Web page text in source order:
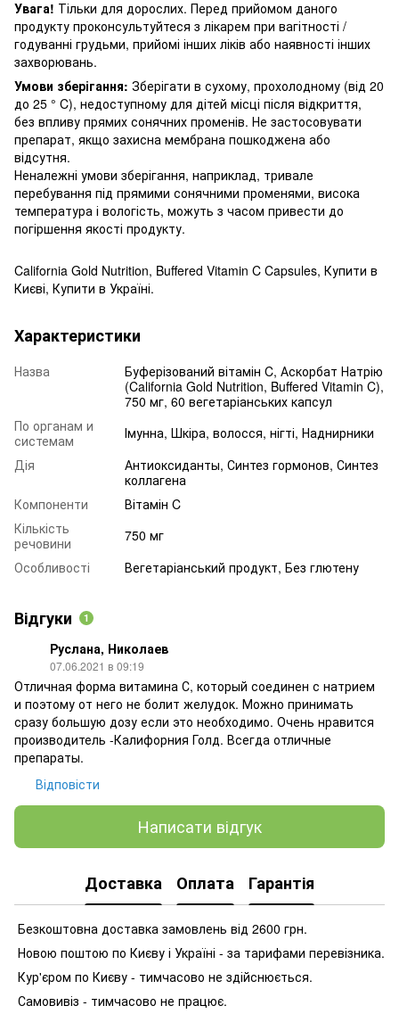
Увага! Тільки для дорослих. Перед прийомом даного
продукту проконсультуйтеся з лікарем при вагітності /
годуванні грудьми, прийомі інших ліків або наявності інших
захворювань.
Умови зберігання: Зберігати в сухому, прохолодному (від 20
до 25 ° C), недоступному для дітей місці після відкриття,
без впливу прямих сонячних променів. Не застосовувати
препарат, якщо захисна мембрана пошкоджена або
відсутня.
Неналежні умови зберігання, наприклад, тривале
перебування під прямими сонячними променями, висока
температура і вологість, можуть з часом привести до
погіршення якості продукту.
California Gold Nutrition, Buffered Vitamin C Capsules, Купити в
Києві, Купити в Україні.
Характеристики
Назва
Буферізований вітамін C, Аскорбат Натрію
(California Gold Nutrition, Buffered Vitamin C),
750 мг, 60 вегетаріанських капсул
По органам и
системам
Імунна, Шкіра, волосся, нігті, Наднирники
Дія
Антиоксиданты, Синтез гормонов, Синтез
коллагена
Компоненти
Вітамін C
Кількість
речовини
750 мг
Особливості
Вегетаріанський продукт, Без глютену
Відгуки 1
Руслана, Николаев
07.06.2021 в 09:19
Отличная форма витамина С, который соединен с натрием
и поэтому от него не болит желудок. Можно принимать
сразу большую дозу если это необходимо. Очень нравится
производитель -Калифорния Голд. Всегда отличные
препараты.
Відповісти
Написати відгук
Доставка Оплата Гарантія
Безкоштовна доставка замовлень від 2600 грн.
Новою поштою по Києву і Україні - за тарифами перевізника.
Кур'єром по Києву - тимчасово не здійснюється.
Самовивіз - тимчасово не працює.